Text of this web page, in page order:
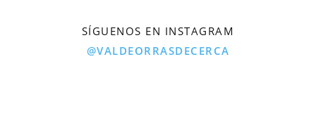
SÍGUENOS EN INSTAGRAM
@VALDEORRASDECERCA